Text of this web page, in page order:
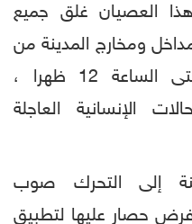
العصيان غلق جميع
ومخارج المدينة من
الساعة السابعة صباحاً وحتى الساعة 12 ظهرا ،
الإنسانية العاجلة
إلى التحرك صوب
حصار عليها لتطبيق